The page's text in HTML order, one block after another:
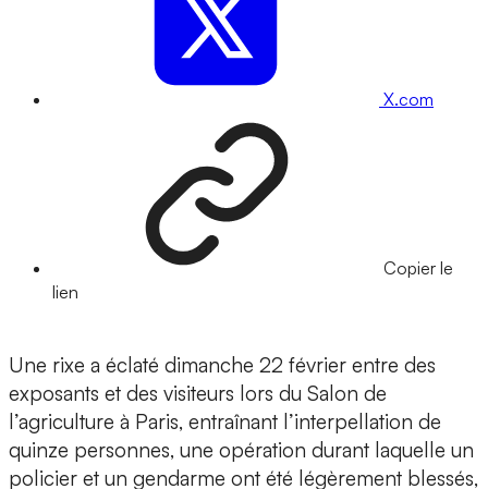
X.com
Copier le
lien
Une rixe a éclaté dimanche 22 février entre des
exposants et des visiteurs lors du Salon de
l’agriculture à Paris, entraînant l’interpellation de
quinze personnes, une opération durant laquelle un
policier et un gendarme ont été légèrement blessés,